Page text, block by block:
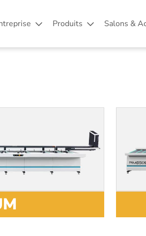
Produits Salons &